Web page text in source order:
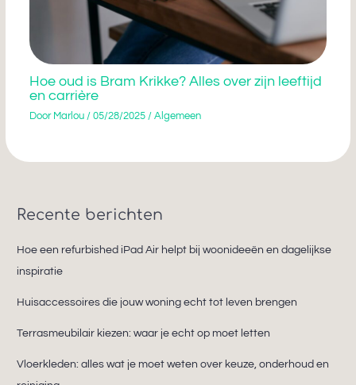
Hoe oud is Bram Krikke? Alles over zijn leeftijd
en carrière
Door Marlou / 05/28/2025 / Algemeen
Recente berichten
Hoe een refurbished iPad Air helpt bij woonideeën en dagelijkse
inspiratie
Huisaccessoires die jouw woning echt tot leven brengen
Terrasmeubilair kiezen: waar je echt op moet letten
Vloerkleden: alles wat je moet weten over keuze, onderhoud en